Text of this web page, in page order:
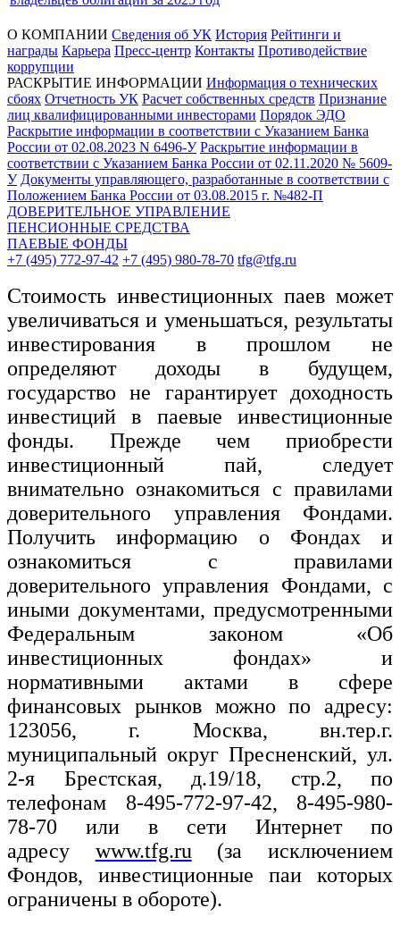
О КОМПАНИИ Сведения об УК История Рейтинги и
награды Карьера Пресс-центр Контакты Противодействие
коррупции
РАСКРЫТИЕ ИНФОРМАЦИИ Информация о технических
сбоях Отчетность УК Расчет собственных средств Признание
лиц квалифицированными инвесторами Порядок ЭДО
Раскрытие информации в соответствии с Указанием Банка
России от 02.08.2023 N 6496-У Раскрытие информации в
соответствии с Указанием Банка России от 02.11.2020 № 5609-
У Документы управляющего, разработанные в соответствии с
Положением Банка России от 03.08.2015 г. №482-П
ДОВЕРИТЕЛЬНОЕ УПРАВЛЕНИЕ
ПЕНСИОННЫЕ СРЕДСТВА
ПАЕВЫЕ ФОНДЫ
+7 (495) 772-97-42 +7 (495) 980-78-70 tfg@tfg.ru
Стоимость инвестиционных паев может
увеличиваться и уменьшаться, результаты
инвестирования в прошлом не
определяют доходы в будущем,
государство не гарантирует доходность
инвестиций в паевые инвестиционные
фонды. Прежде чем приобрести
инвестиционный пай, следует
внимательно ознакомиться с правилами
доверительного управления Фондами.
Получить информацию о Фондах и
ознакомиться с правилами
доверительного управления Фондами, с
иными документами, предусмотренными
Федеральным законом «Об
инвестиционных фондах» и
нормативными актами в сфере
финансовых рынков можно по адресу:
123056, г. Москва, вн.тер.г.
муниципальный округ Пресненский, ул.
2-я Брестская, д.19/18, стр.2, по
телефонам 8-495-772-97-42, 8-495-980-
78-70 или в сети Интернет по
адресу www.tfg.ru(за исключением
Фондов, инвестиционные паи которых
ограничены в обороте).